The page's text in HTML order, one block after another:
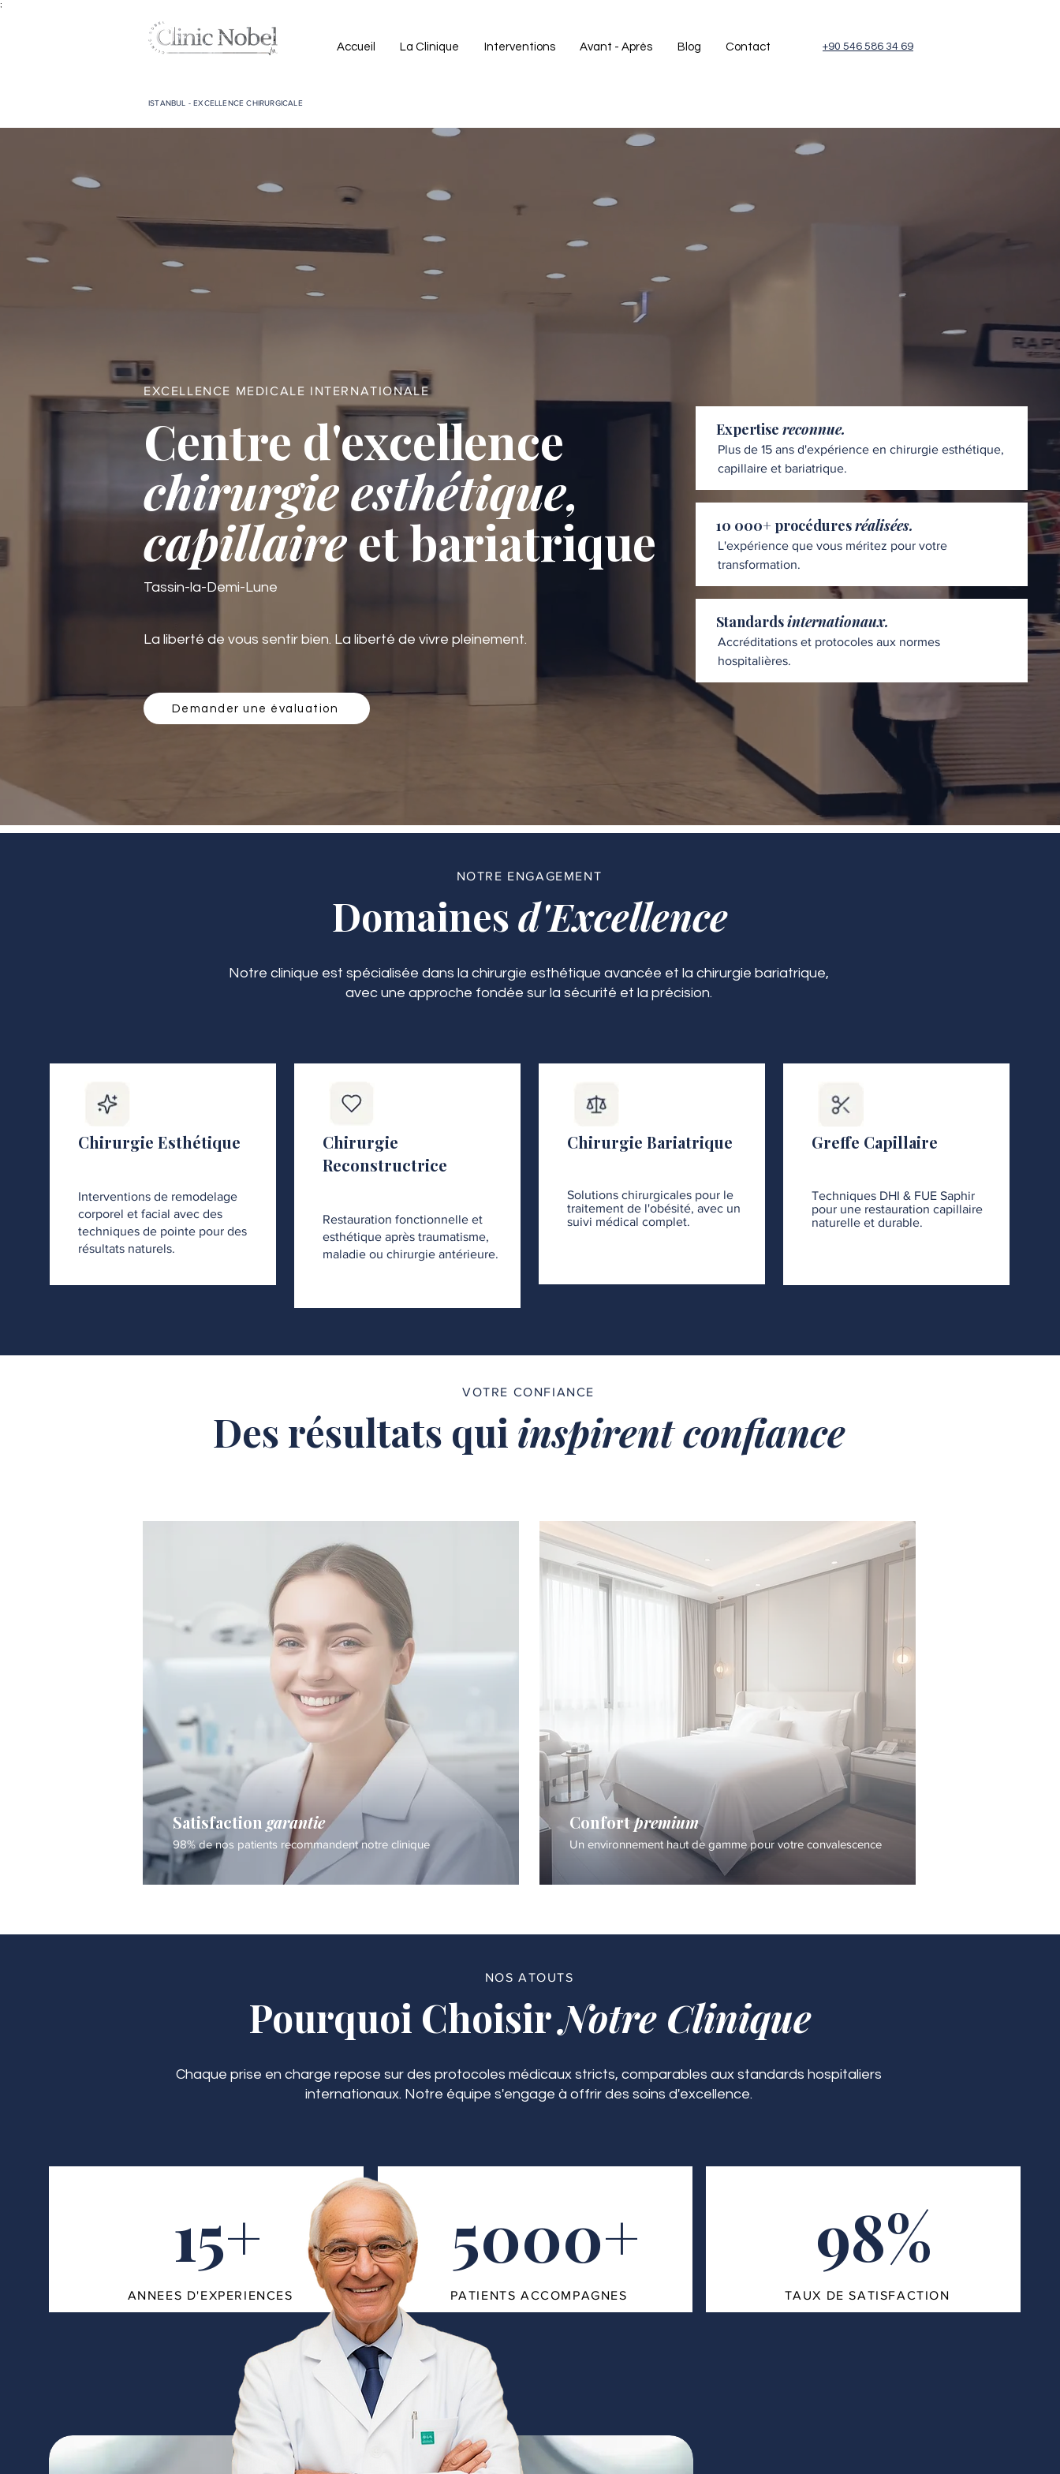
;
Accueil La Clinique Interventions Avant - Après Blog Contact
ISTANBUL - EXCELLENCE CHIRURGICALE
+90 546 586 34 69
EXCELLENCE MEDICALE INTERNATIONALE
Centre d'excellence
chirurgie esthétique,
capillaire et bariatrique
Tassin-la-Demi-Lune
La liberté de vous sentir bien. La liberté de vivre pleinement.
Expertise reconnue.
Plus de 15 ans d'expérience en chirurgie esthétique,
capillaire et bariatrique.
10 000+ procéduresréalisées.
L'expérience que vous méritez pour votre
transformation.
Standardsinternationaux.
Accréditations et protocoles aux normes
hospitalières.
Demander une évaluation
NOTRE ENGAGEMENT
Domainesd'Excellence
Notre clinique est spécialisée dans la chirurgie esthétique avancée et la chirurgie bariatrique,
avec une approche fondée sur la sécurité et la précision.
Chirurgie Esthétique
Interventions de remodelage
corporel et facial avec des
techniques de pointe pour des
résultats naturels.
Chirurgie
Reconstructrice
Restauration fonctionnelle et
esthétique après traumatisme,
maladie ou chirurgie antérieure.
Chirurgie Bariatrique
Solutions chirurgicales pour le
traitement de l'obésité, avec un
suivi médical complet.
Greffe Capillaire
Techniques DHI & FUE Saphir
pour une restauration capillaire
naturelle et durable.
VOTRE CONFIANCE
Des résultats qui inspirent confiance
Satisfaction garantie
98% de nos patients recommandent notre clinique
Confortpremium
Un environnement haut de gamme pour votre convalescence
NOS ATOUTS
Pourquoi ChoisirNotre Clinique
Chaque prise en charge repose sur des protocoles médicaux stricts, comparables aux standards hospitaliers
internationaux. Notre équipe s'engage à offrir des soins d'excellence.
15+
ANNEES D'EXPERIENCES
5000+
PATIENTS ACCOMPAGNES
98%
TAUX DE SATISFACTION